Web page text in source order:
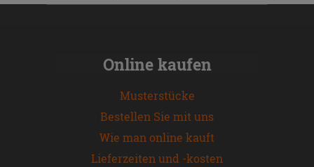
Online kaufen
Musterstücke
Bestellen Sie mit uns
Wie man online kauft
Lieferzeiten und -kosten